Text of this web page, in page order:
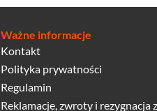
Ważne informacje
Kontakt
Polityka prywatności
Regulamin
Reklamacje, zwroty i rezygnacja